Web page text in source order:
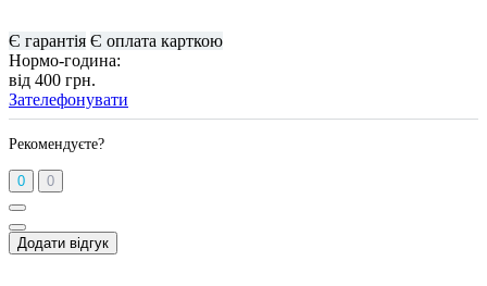
Є гарантія Є оплата карткою
Нормо-година:
від 400 грн.
Зателефонувати
Рекомендуєте?
0 0
Додати відгук